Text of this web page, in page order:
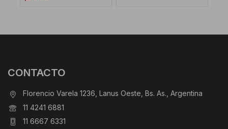
CONTACTO
Florencio Varela 1236, Lanus Oeste, Bs. As., Argentina
11 4241 6881
11 6667 6331